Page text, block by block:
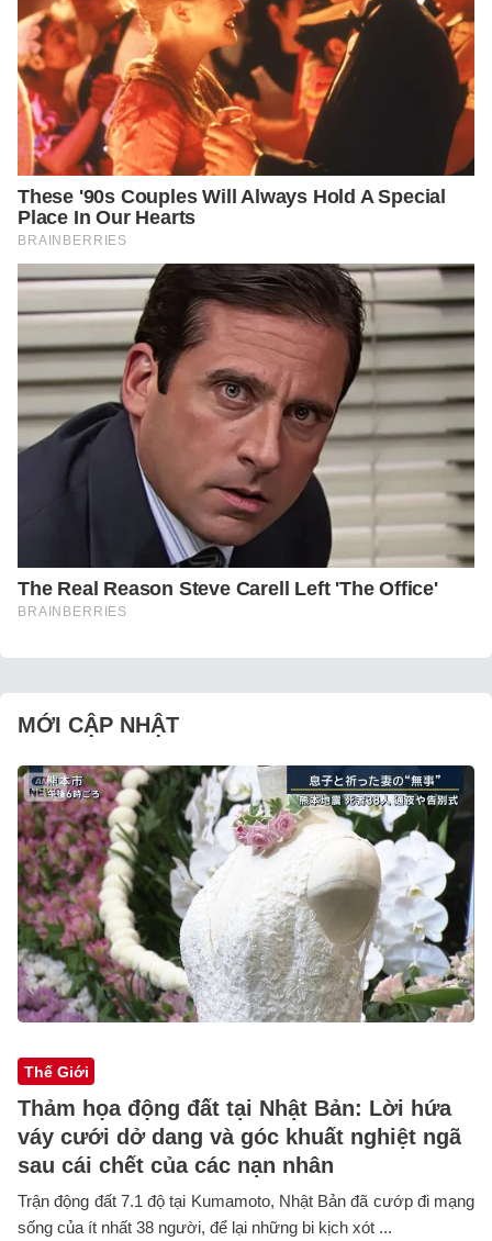
MỚI CẬP NHẬT
Thế Giới
Thảm họa động đất tại Nhật Bản: Lời hứa
váy cưới dở dang và góc khuất nghiệt ngã
sau cái chết của các nạn nhân
Trận động đất 7.1 độ tại Kumamoto, Nhật Bản đã cướp đi mạng
sống của ít nhất 38 người, để lại những bi kịch xót ...